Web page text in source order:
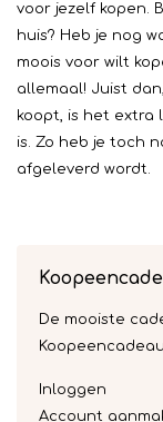
voor jezelf kopen.
huis? Heb je nog
moois voor wilt
allemaal! Juist
koopt, is het extra
is. Zo heb je toch
afgeleverd wordt.
De mooiste
Inloggen
Account